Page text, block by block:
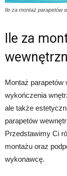
Ile za montaż parapetów
Ile za
Montaż parapetów
wykończenia
ale także
parapetów
Przedstawimy Ci
montażu oraz
wykonawcę.